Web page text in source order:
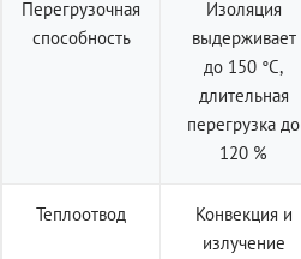
Перегрузочная
способность
Изоляция
выдерживает
до 150 °C,
длительная
перегрузка до
120 %
Теплоотвод
Конвекция и
излучение